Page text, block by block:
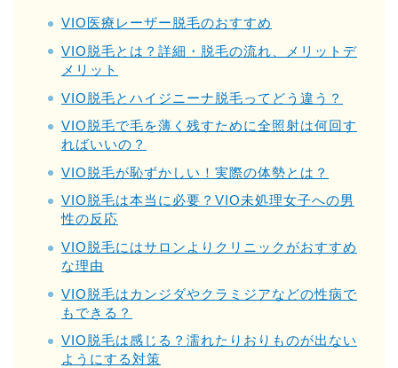
VIO医療レーザー脱毛のおすすめ
VIO脱毛とは？詳細・脱毛の流れ、メリットデ
メリット
VIO脱毛とハイジニーナ脱毛ってどう違う？
VIO脱毛で毛を薄く残すために全照射は何回す
ればいいの？
VIO脱毛が恥ずかしい！実際の体勢とは？
VIO脱毛は本当に必要？VIO未処理女子への男
性の反応
VIO脱毛にはサロンよりクリニックがおすすめ
な理由
VIO脱毛はカンジダやクラミジアなどの性病で
もできる？
VIO脱毛は感じる？濡れたりおりものが出ない
ようにする対策